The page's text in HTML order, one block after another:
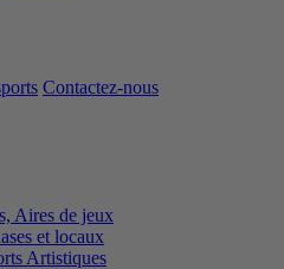
Contactez-nous
Aires de jeux
et locaux
Artistiques